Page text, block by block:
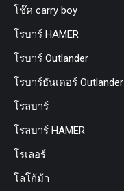
โช๊ค carry boy
โรบาร์ HAMER
โรบาร์ Outlander
โรบาร์ธันเดอร์ Outlander
โรลบาร์
โรลบาร์ HAMER
โรเลอร์
โลโก้ม้า